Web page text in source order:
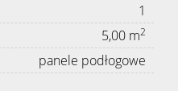
1
5,00 m2
panele podłogowe